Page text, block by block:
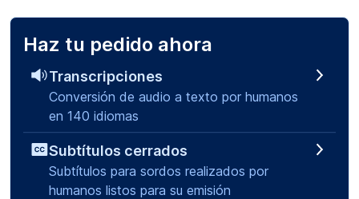
Haz tu pedido ahora
Transcripciones
Conversión de audio a texto por humanos
en 140 idiomas
Subtítulos cerrados
Subtítulos para sordos realizados por
humanos listos para su emisión